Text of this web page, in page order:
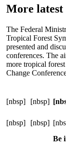
More
The Federal
Tropical Forest
presented and
conferences. The
more tropical
Change
[nbsp] [nbsp]
[nbsp] [nbsp]
Be